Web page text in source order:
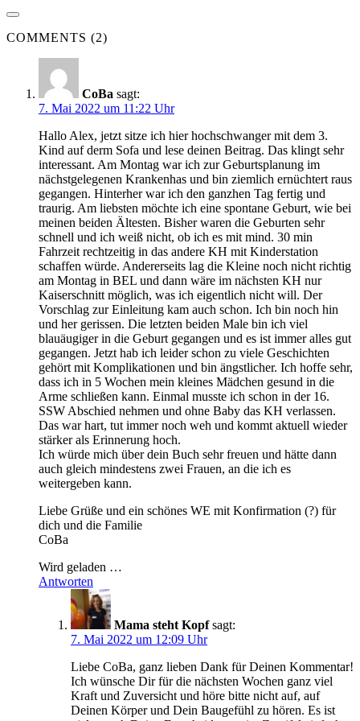
COMMENTS (2)
CoBa sagt:
7. Mai 2022 um 11:22 Uhr
Hallo Alex, jetzt sitze ich hier hochschwanger mit dem 3.
Kind auf derm Sofa und lese deinen Beitrag. Das klingt sehr
interessant. Am Montag war ich zur Geburtsplanung im
nächstgelegenen Krankenhas und bin ziemlich ernüchtert raus
gegangen. Hinterher war ich den ganzhen Tag fertig und
traurig. Am liebsten möchte ich eine spontane Geburt, wie bei
meinen beiden Ältesten. Bisher waren die Geburten sehr
schnell und ich weiß nicht, ob ich es mit mind. 30 min
Fahrzeit rechtzeitig in das andere KH mit Kinderstation
schaffen würde. Andererseits lag die Kleine noch nicht richtig
am Montag in BEL und dann wäre im nächsten KH nur
Kaiserschnitt möglich, was ich eigentlich nicht will. Der
Vorschlag zur Einleitung kam auch schon. Ich bin noch hin
und her gerissen. Die letzten beiden Male bin ich viel
blauäugiger in die Geburt gegangen und es ist immer alles gut
gegangen. Jetzt hab ich leider schon zu viele Geschichten
gehört mit Komplikationen und bin ängstlicher. Ich hoffe sehr,
dass ich in 5 Wochen mein kleines Mädchen gesund in die
Arme schließen kann. Einmal musste ich schon in der 16.
SSW Abschied nehmen und ohne Baby das KH verlassen.
Das war hart, tut immer noch weh und kommt aktuell wieder
stärker als Erinnerung hoch.
Ich würde mich über dein Buch sehr freuen und hätte dann
auch gleich mindestens zwei Frauen, an die ich es
weitergeben kann.
Liebe Grüße und ein schönes WE mit Konfirmation (?) für
dich und die Familie
CoBa
Wird geladen …
Antworten
Mama steht Kopf sagt:
7. Mai 2022 um 12:09 Uhr
Liebe CoBa, ganz lieben Dank für Deinen Kommentar!
Ich wünsche Dir für die nächsten Wochen ganz viel
Kraft und Zuversicht und höre bitte nicht auf, auf
Deinen Körper und Dein Baugefühl zu hören. Es ist